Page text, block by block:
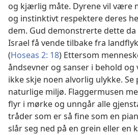
og kjærlig måte. Dyrene vil være
og instinktivt respektere deres
dem. Gud demonstrerte dette
Israel få vende tilbake fra
(Hoseas 2: 18) Ettersom
åndsevner og sanser i behold
ikke skje noen alvorlig ulykke. Se
naturlige miljø. Flaggermusen
flyr i mørke og unngår alle
tråder som er så fine som en
slår seg ned på en grein eller en